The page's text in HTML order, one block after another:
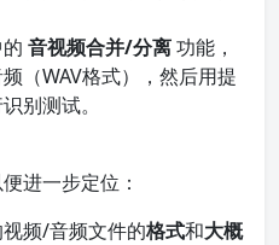
音视频合并/分离功能，
（WAV格式），然后用提
别测试。
进一步定位：
频/音频文件的格式和大概